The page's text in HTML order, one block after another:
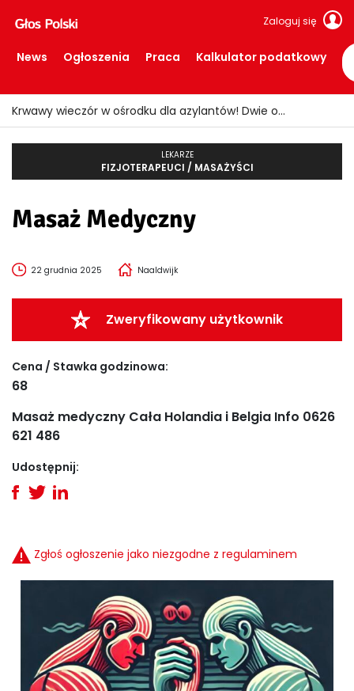
Zaloguj się
News Ogłoszenia Praca Kalkulator podatkowy
Krwawy wieczór w ośrodku dla azylantów! Dwie osoby ranne po ataku nożem
LEKARZE
FIZJOTERAPEUCI / MASAŻYŚCI
Masaż Medyczny
22 grudnia 2025 Naaldwijk
Zweryfikowany użytkownik
Cena / Stawka godzinowa:
68
Masaż medyczny Cała Holandia i Belgia Info 0626
621 486
Udostępnij:
Zgłoś ogłoszenie jako niezgodne z regulaminem